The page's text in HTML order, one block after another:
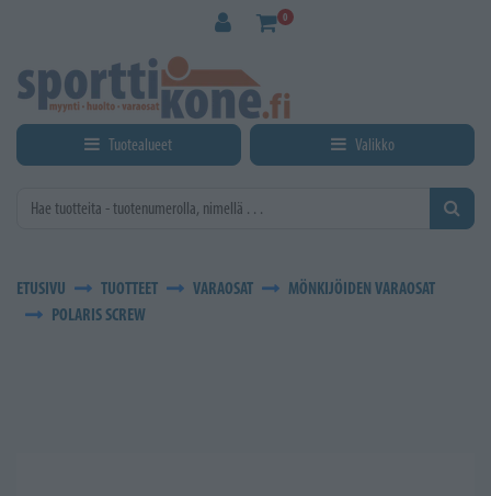
0
Tuotealueet Valikko
ETUSIVU TUOTTEET VARAOSAT
MÖNKIJÖIDEN VARAOSAT
POLARIS SCREW